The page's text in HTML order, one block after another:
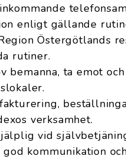
enligt gällande
Östergötlands
rutiner.
bemanna, ta emot
verksamhet.
vid
kommunikation